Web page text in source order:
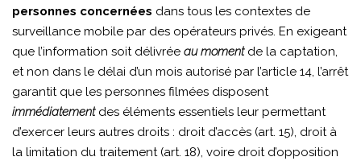
personnes concernées dans tous les contextes de
surveillance mobile par des opérateurs privés. En exigeant
que l’information soit délivrée au momentde la captation,
et non dans le délai d’un mois autorisé par l’article 14, l’arrêt
garantit que les personnes filmées disposent
immédiatementdes éléments essentiels leur permettant
d’exercer leurs autres droits : droit d’accès (art. 15), droit à
la limitation du traitement (art. 18), voire droit d’opposition